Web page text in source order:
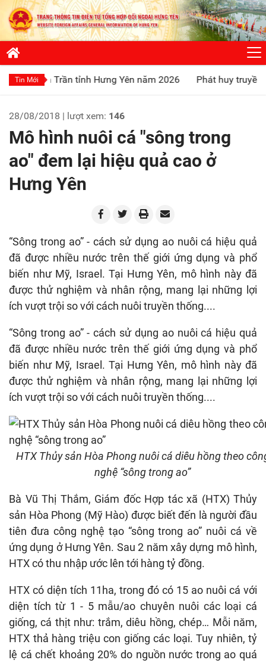
Tin Mới
tỉnh Hưng Yên năm 2026 Phát huy truyền thống “Uống
28/08/2018 | lượt xem: 146
Mô hình nuôi cá "sông trong
ao" đem lại hiệu quả cao ở
Hưng Yên
“Sông trong ao” - cách sử dụng ao nuôi cá hiệu quả
đã được nhiều nước trên thế giới ứng dụng và phổ
biến như Mỹ, Israel. Tại Hưng Yên, mô hình này đã
được thử nghiệm và nhân rộng, mang lại những lợi
ích vượt trội so với cách nuôi truyền thống....
“Sông trong ao” - cách sử dụng ao nuôi cá hiệu quả
đã được nhiều nước trên thế giới ứng dụng và phổ
biến như Mỹ, Israel. Tại Hưng Yên, mô hình này đã
được thử nghiệm và nhân rộng, mang lại những lợi
ích vượt trội so với cách nuôi truyền thống....
HTX Thủy sản Hòa Phong nuôi cá diêu hồng theo
nghệ “sông trong ao”
Bà Vũ Thị Thắm, Giám đốc Hợp tác xã (HTX) Thủy
sản Hòa Phong (Mỹ Hào) được biết đến là người đầu
tiên đưa công nghệ tạo “sông trong ao” nuôi cá về
ứng dụng ở Hưng Yên. Sau 2 năm xây dựng mô hình,
HTX có thu nhập ước lên tới hàng tỷ đồng.
HTX có diện tích 11ha, trong đó có 15 ao nuôi cá với
diện tích từ 1 - 5 mẫu/ao chuyên nuôi các loại cá
giống, cá thịt như: trắm, diêu hồng, chép… Mỗi năm,
HTX thả hàng triệu con giống các loại. Tuy nhiên, tỷ
lệ cá chết khoảng 20% do nguồn nước trong ao quá